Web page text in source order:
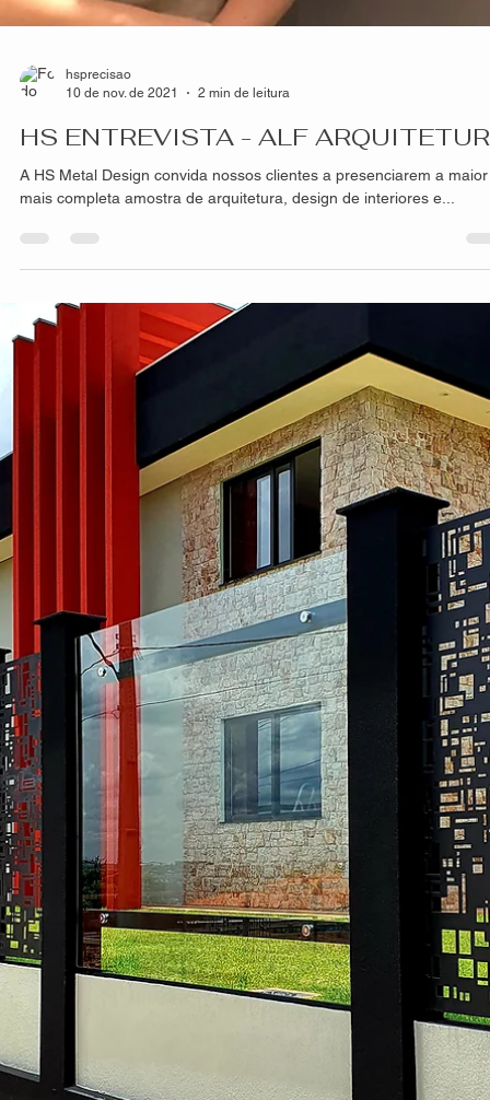
hsprecisao
10 de nov. de 2021
2 min de leitura
HS ENTREVISTA - ALF
A HS Metal Design convida nossos clientes a presenciarem a
mais completa amostra de arquitetura, design de interiores e...